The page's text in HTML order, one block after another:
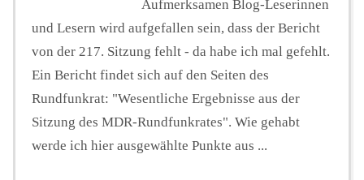
Aufmerksamen Blog-Leserinnen
und Lesern wird aufgefallen sein, dass der Bericht
von der 217. Sitzung fehlt - da habe ich mal gefehlt.
Ein Bericht findet sich auf den Seiten des
Rundfunkrat: "Wesentliche Ergebnisse aus der
Sitzung des MDR-Rundfunkrates". Wie gehabt
werde ich hier ausgewählte Punkte aus ...